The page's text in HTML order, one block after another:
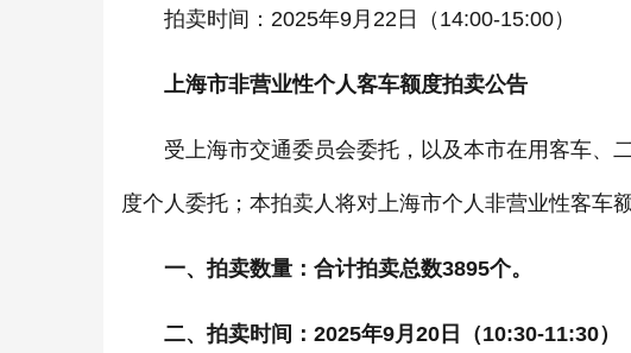
拍卖时间：2025年9月22日（14:00-15:00）
上海市非营业性个人客车额度拍卖公告
受上海市交通委员会委托，以及本市在用客车、
度个人委托；本拍卖人将对上海市个人非营业性客车
一、拍卖数量：合计拍卖总数3895个。
二、拍卖时间：2025年9月20日（10:30-11:30）